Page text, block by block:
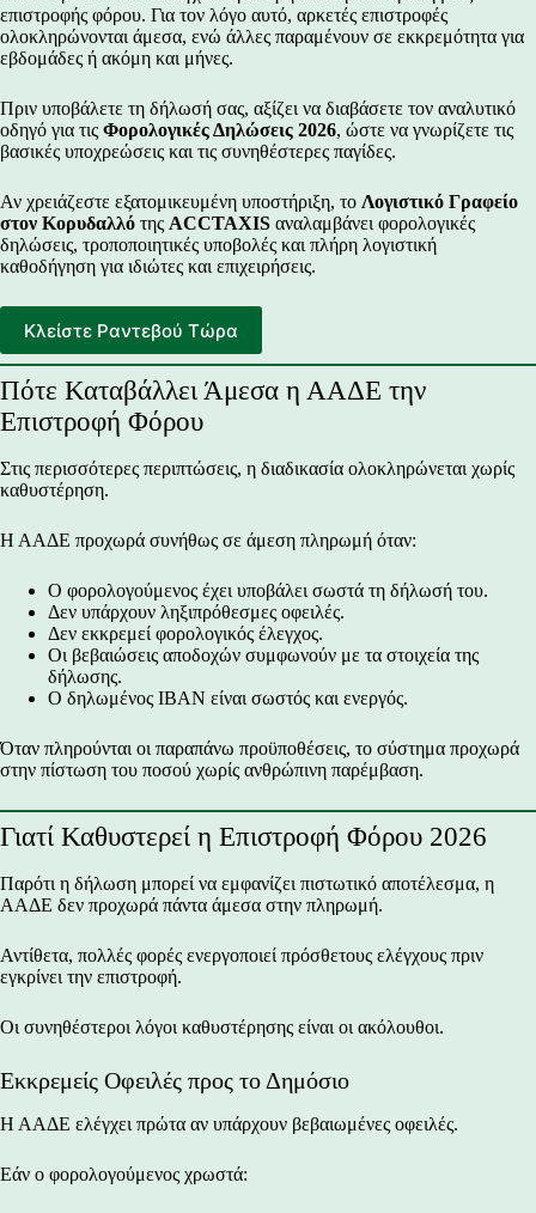
επιστροφής φόρου. Για τον λόγο αυτό, αρκετές επιστροφές
ολοκληρώνονται άμεσα, ενώ άλλες παραμένουν σε εκκρεμότητα για
εβδομάδες ή ακόμη και μήνες.
Πριν υποβάλετε τη δήλωσή σας, αξίζει να διαβάσετε τον αναλυτικό
οδηγό για τις Φορολογικές Δηλώσεις 2026, ώστε να γνωρίζετε τις
βασικές υποχρεώσεις και τις συνηθέστερες παγίδες.
Αν χρειάζεστε εξατομικευμένη υποστήριξη, το Λογιστικό Γραφείο
στον Κορυδαλλό της ACCTAXIS αναλαμβάνει φορολογικές
δηλώσεις, τροποποιητικές υποβολές και πλήρη λογιστική
καθοδήγηση για ιδιώτες και επιχειρήσεις.
Κλείστε Ραντεβού Τώρα
Πότε Καταβάλλει Άμεσα η ΑΑΔΕ την
Επιστροφή Φόρου
Στις περισσότερες περιπτώσεις, η διαδικασία ολοκληρώνεται χωρίς
καθυστέρηση.
Η ΑΑΔΕ προχωρά συνήθως σε άμεση πληρωμή όταν:
Ο φορολογούμενος έχει υποβάλει σωστά τη δήλωσή του.
Δεν υπάρχουν ληξιπρόθεσμες οφειλές.
Δεν εκκρεμεί φορολογικός έλεγχος.
Οι βεβαιώσεις αποδοχών συμφωνούν με τα στοιχεία της
δήλωσης.
Ο δηλωμένος IBAN είναι σωστός και ενεργός.
Όταν πληρούνται οι παραπάνω προϋποθέσεις, το σύστημα προχωρά
στην πίστωση του ποσού χωρίς ανθρώπινη παρέμβαση.
Γιατί Καθυστερεί η Επιστροφή Φόρου 2026
Παρότι η δήλωση μπορεί να εμφανίζει πιστωτικό αποτέλεσμα, η
ΑΑΔΕ δεν προχωρά πάντα άμεσα στην πληρωμή.
Αντίθετα, πολλές φορές ενεργοποιεί πρόσθετους ελέγχους πριν
εγκρίνει την επιστροφή.
Οι συνηθέστεροι λόγοι καθυστέρησης είναι οι ακόλουθοι.
Εκκρεμείς Οφειλές προς το Δημόσιο
Η ΑΑΔΕ ελέγχει πρώτα αν υπάρχουν βεβαιωμένες οφειλές.
Εάν ο φορολογούμενος χρωστά: